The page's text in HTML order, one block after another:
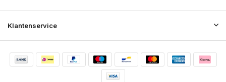
Klantenservice